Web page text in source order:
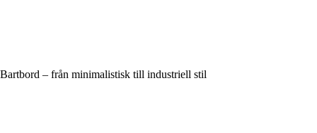
Bartbord – från minimalistisk till industriell stil